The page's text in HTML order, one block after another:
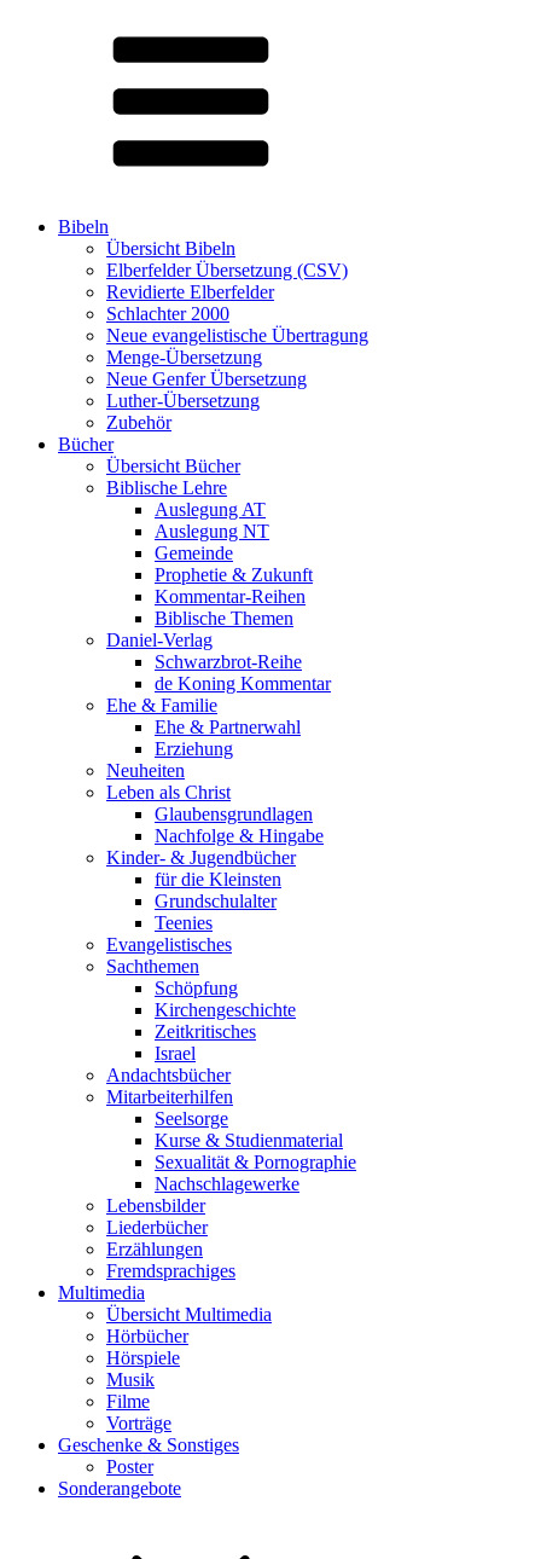
Bibeln
Übersicht Bibeln
Elberfelder Übersetzung (CSV)
Revidierte Elberfelder
Schlachter 2000
Neue evangelistische Übertragung
Menge-Übersetzung
Neue Genfer Übersetzung
Luther-Übersetzung
Zubehör
Bücher
Übersicht Bücher
Biblische Lehre
Auslegung AT
Auslegung NT
Gemeinde
Prophetie & Zukunft
Kommentar-Reihen
Biblische Themen
Daniel-Verlag
Schwarzbrot-Reihe
de Koning Kommentar
Ehe & Familie
Ehe & Partnerwahl
Erziehung
Neuheiten
Leben als Christ
Glaubensgrundlagen
Nachfolge & Hingabe
Kinder- & Jugendbücher
für die Kleinsten
Grundschulalter
Teenies
Evangelistisches
Sachthemen
Schöpfung
Kirchengeschichte
Zeitkritisches
Israel
Andachtsbücher
Mitarbeiterhilfen
Seelsorge
Kurse & Studienmaterial
Sexualität & Pornographie
Nachschlagewerke
Lebensbilder
Liederbücher
Erzählungen
Fremdsprachiges
Multimedia
Übersicht Multimedia
Hörbücher
Hörspiele
Musik
Filme
Vorträge
Geschenke & Sonstiges
Poster
Sonderangebote